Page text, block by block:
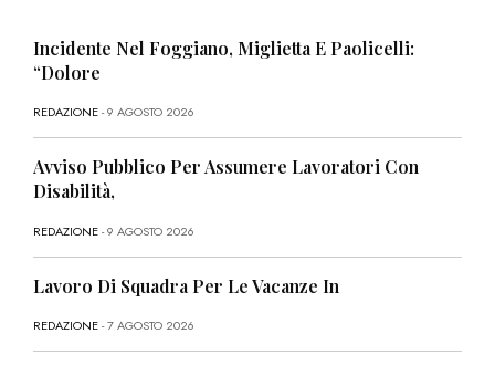
Incidente Nel Foggiano, Miglietta E Paolicelli:
“Dolore
REDAZIONE- 9 AGOSTO 2026
Avviso Pubblico Per Assumere Lavoratori Con
Disabilità,
REDAZIONE- 9 AGOSTO 2026
Lavoro Di Squadra Per Le Vacanze In
REDAZIONE- 7 AGOSTO 2026